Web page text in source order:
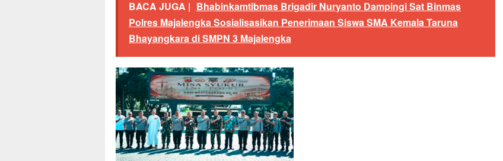
BACA JUGA | Bhabinkamtibmas Brigadir Nuryanto Dampingi Sat Binmas
Polres Majalengka Sosialisasikan Penerimaan Siswa SMA Kemala Taruna
Bhayangkara di SMPN 3 Majalengka